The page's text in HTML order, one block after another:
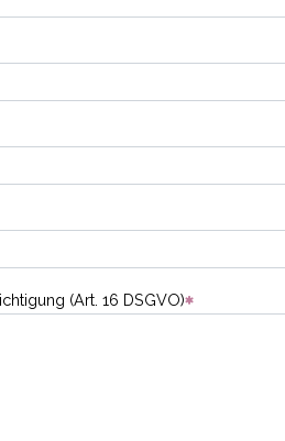
(Art. 16 DSGVO)